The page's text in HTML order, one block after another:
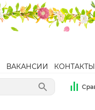
ВАКАНСИИ КОНТАКТЫ